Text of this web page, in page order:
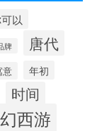
以
牌 唐代
意 年初
时间
西游